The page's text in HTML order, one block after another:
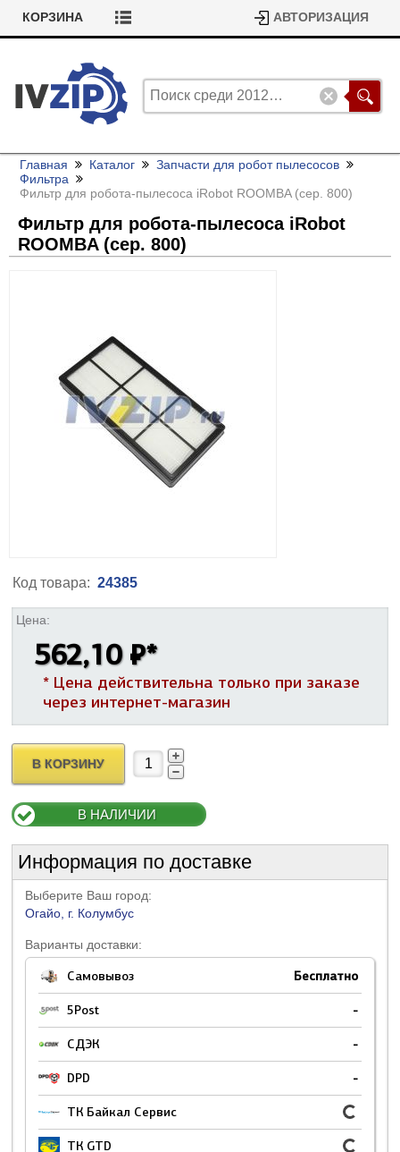
КОРЗИНА АВТОРИЗАЦИЯ
Главная Каталог
Запчасти для робот пылесосов
Фильтра
Фильтр для робота-пылесоса iRobot ROOMBA (сер. 800)
Фильтр для робота-пылесоса iRobot
ROOMBA (сер. 800)
Код товара: 24385
Цена:
562,10 ₽*
* Цена действительна только при заказе
через интернет-магазин
В КОРЗИНУ
В НАЛИЧИИ
Информация по доставке
Выберите Ваш город:
Огайо, г. Колумбус
Варианты доставки:
Самовывоз Бесплатно
5Post -
СДЭК -
DPD -
ТК Байкал Сервис
ТК GTD